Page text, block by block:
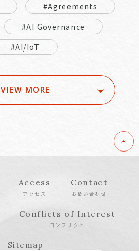
#Agreements
#AI Governance
#AI/IoT
VIEW MORE
Access
アクセス
Contact
お問い合わせ
Conflicts of Interest
コンフリクト
Sitemap